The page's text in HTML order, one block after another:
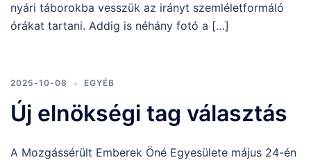
nyári táborokba vesszük az irányt szemléletformáló
órákat tartani. Addig is néhány fotó a […]
2025-10-08 EGYÉB
Új elnökségi tag választás
A Mozgássérült Emberek Öné Egyesülete május 24-én